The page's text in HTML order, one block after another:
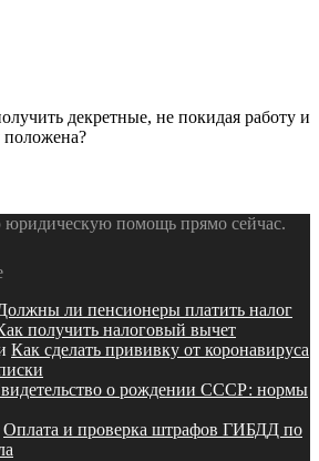
декретные, не покидая работу и
положена?
юридическую помощь прямо сейчас.
ли пенсионеры платить налог
получить налоговый вычет
Как сделать прививку от коронавируса
о рождении СССР: нормы
Оплата и проверка штрафов ГИБДД по